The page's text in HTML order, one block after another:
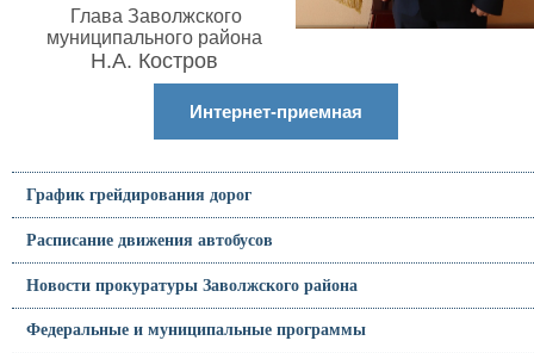
Глава Заволжского
муниципального района
Н.А. Костров
Интернет-приемная
График грейдирования дорог
Расписание движения автобусов
Новости прокуратуры Заволжского района
Федеральные и муниципальные программы